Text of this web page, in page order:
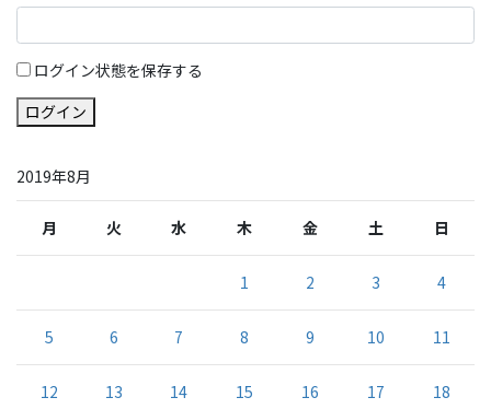
ログイン状態を保存する
ログイン
2019年8月
月 火 水 木 金 土 日
1 2 3 4
5 6 7 8 9 10 11
12 13 14 15 16 17 18